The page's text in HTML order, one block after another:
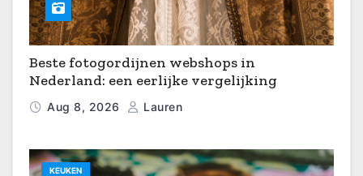
Beste fotogordijnen webshops in
Nederland: een eerlijke vergelijking
Aug 8, 2026 Lauren
KEUKEN